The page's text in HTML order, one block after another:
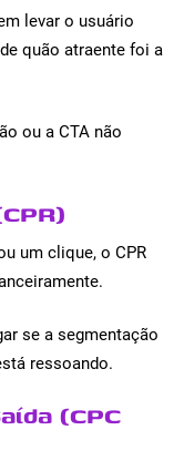
levar o usuário
quão atraente foi a
ou a CTA não
um clique, o CPR
se a segmentação
ressoando.
(CPC